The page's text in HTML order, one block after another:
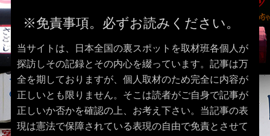
※免責事項。必ずお読みください。
当サイトは、日本全国の裏スポットを取材班各個人が
探訪しその記録とその内心を綴っています。記事は万
全を期しておりますが、個人取材のため完全に内容が
正しいとも限りません。そこは読者がご自身で記事が
正しいか否かを確認の上、お考え下さい。当記事の表
現は憲法で保障されている表現の自由で免責とさせて